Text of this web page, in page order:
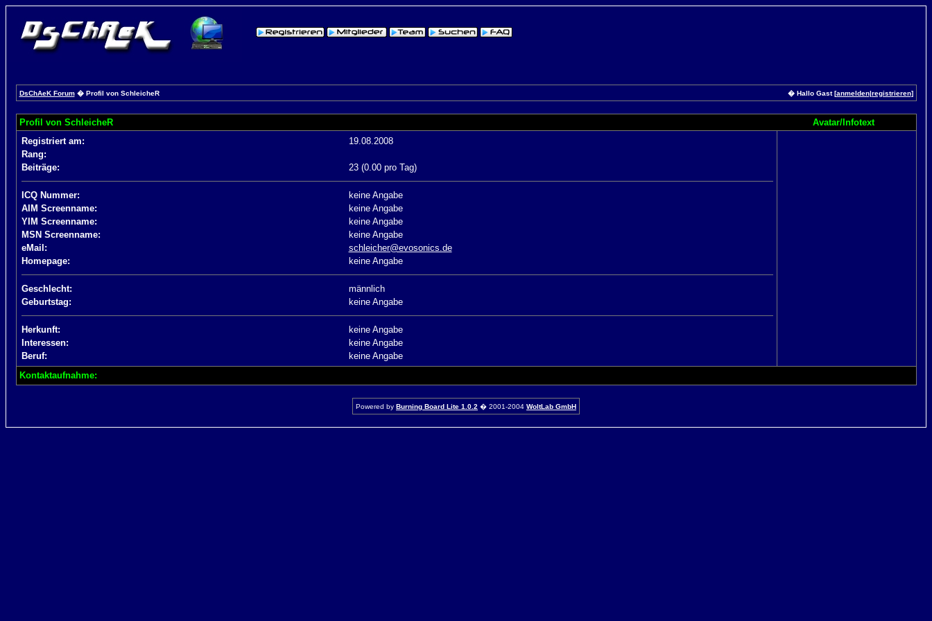
DsChAeK Forum� Profil von SchleicheR � Hallo Gast [anmelden|registrieren]
Profil von SchleicheR
Avatar/Infotext
Registriert am:
19.08.2008
Rang:
Beiträge:
23 (0.00 pro Tag)
ICQ Nummer:
keine Angabe
AIM Screenname:
keine Angabe
YIM Screenname:
keine Angabe
MSN Screenname:
keine Angabe
eMail:
schleicher@evosonics.de
Homepage:
keine Angabe
Geschlecht:
männlich
Geburtstag:
keine Angabe
Herkunft:
keine Angabe
Interessen:
keine Angabe
Beruf:
keine Angabe
Kontaktaufnahme:
Powered by Burning Board Lite 1.0.2 � 2001-2004 WoltLab GmbH